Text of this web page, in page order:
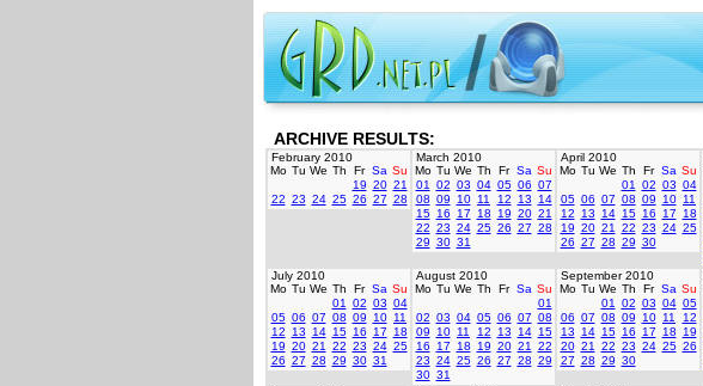
ARCHIVE RESULTS:
February 2010
Mo Tu We Th Fr Sa Su
19 20 21
22 23 24 25 26 27 28
March 2010
Mo Tu We Th Fr Sa Su
01
02 03 04 05 06 07
08 09 10 11 12 13
14
15 16 17 18 19 20 21
22 23 24 25 26 27 28
29 30 31
April 2010
Mo Tu We Th Fr Sa Su
01
02 03 04
05 06 07 08 09 10 11
12
13 14 15 16 17
18
19 20 21 22 23 24 25
26 27 28 29 30
July 2010
Mo Tu We Th Fr Sa Su
01
02 03 04
05 06 07 08 09 10 11
12
13 14 15 16 17
18
19 20 21 22 23 24 25
26 27 28 29 30 31
August 2010
Mo Tu We Th Fr Sa Su
01
02 03 04 05 06 07 08
09
10 11 12 13 14 15
16
17 18 19 20 21
22
23 24 25 26 27 28 29
30 31
September 2010
Mo Tu We Th Fr Sa Su
01
02 03 04 05
06 07 08 09 10 11
12
13
14 15 16 17 18
19
20 21 22 23 24 25 26
27 28 29 30